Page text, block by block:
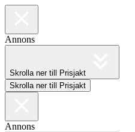
Annons
Skrolla ner till Prisjakt
Skrolla ner till Prisjakt
Annons